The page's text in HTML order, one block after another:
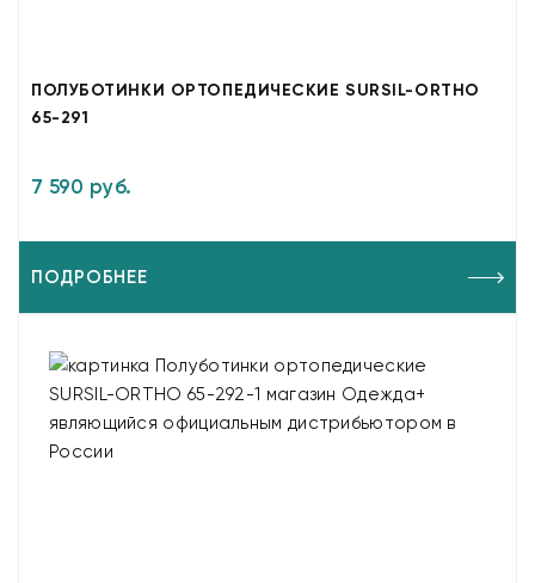
ПОЛУБОТИНКИ ОРТОПЕДИЧЕСКИЕ SURSIL-ORTHO
65-291
7 590 руб.
ПОДРОБНЕЕ